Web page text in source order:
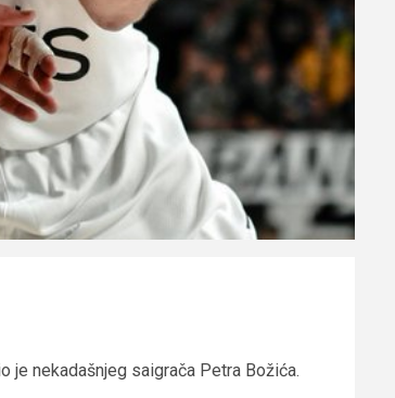
je nekadašnjeg saigrača Petra Božića.